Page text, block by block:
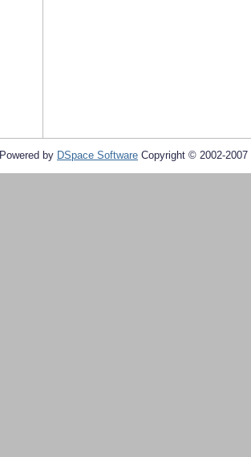
Powered by DSpace Software Copyright © 2002-2007